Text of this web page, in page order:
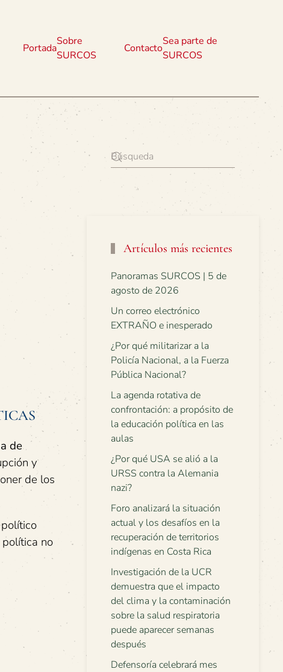
Portada
Sobre
SURCOS
Contacto
Sea parte de
SURCOS
de
y
de los
no
Artículos más recientes
Panoramas SURCOS | 5 de
agosto de 2026
Un correo electrónico
EXTRAÑO e inesperado
¿Por qué militarizar a la
Policía Nacional, a la Fuerza
Pública Nacional?
La agenda rotativa de
confrontación: a propósito de
la educación política en las
aulas
¿Por qué USA se alió a la
URSS contra la Alemania
nazi?
Foro analizará la situación
actual y los desafíos en la
recuperación de territorios
indígenas en Costa Rica
Investigación de la UCR
demuestra que el impacto
del clima y la contaminación
sobre la salud respiratoria
puede aparecer semanas
después
Defensoría celebrará mes